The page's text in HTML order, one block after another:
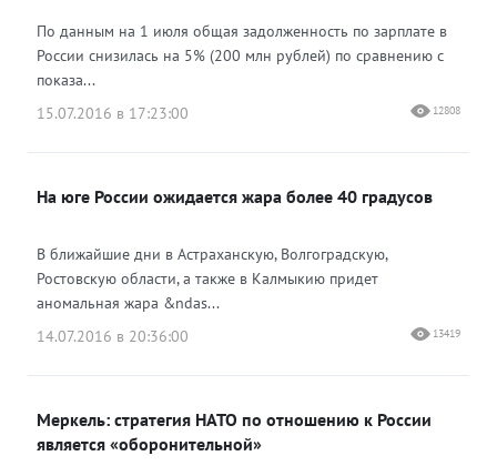
По данным на 1 июля общая задолженность по зарплате в
России снизилась на 5% (200 млн рублей) по сравнению с
показа...
15.07.2016 в 17:23:00
12808
На юге России ожидается жара более 40 градусов
В ближайшие дни в Астраханскую, Волгоградскую,
Ростовскую области, а также в Калмыкию придет
аномальная жара &ndas...
14.07.2016 в 20:36:00
13419
Меркель: стратегия НАТО по отношению к России
является «оборонительной»